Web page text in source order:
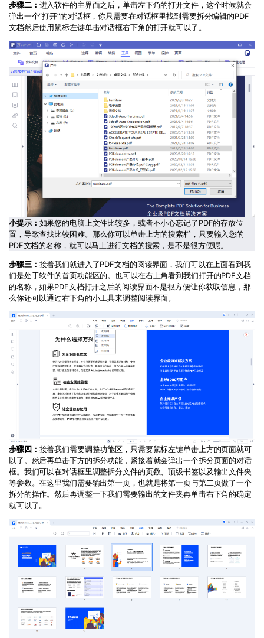
步骤二： 进入软件的主界面之后，单击左下角的打开文件，这个时候就会
弹出一个“打开”的对话框，你只需要在对话框里找到需要拆分编辑的PDF
文档然后使用鼠标左键单击对话框右下角的打开就可以了。
小提示： 如果您的电脑上文件比较多，或者不小心忘记了PDF的存放位
置，导致查找比较困难。那么你可以单击上方的搜索栏，只要输入您的
PDF文档的名称，就可以马上进行文档的搜索，是不是很方便呢。
步骤三： 接着我们就进入了PDF文档的阅读界面，我们可以在上面看到我
们是处于软件的首页功能区的。也可以在右上角看到我们打开的PDF文档
的名称，如果PDF文档打开之后的阅读界面不是很方便让你获取信息，那
么你还可以通过右下角的小工具来调整阅读界面。
步骤四： 接着我们需要调整功能区，只需要鼠标左键单击上方的页面就可
以了。然后再单击下方的拆分功能，紧接着就会弹出一个拆分页面的对话
框。我们可以在对话框里调整拆分文件的页数、顶级书签以及输出文件夹
等参数。在这里我们需要输出第一页，也就是将第一页与第二页做了一个
拆分的操作。然后再调整一下我们需要输出的文件夹再单击右下角的确定
就可以了。